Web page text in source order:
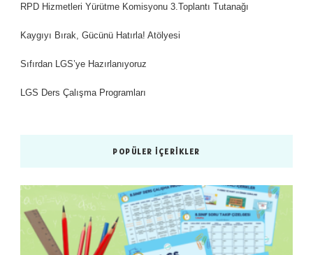
RPD Hizmetleri Yürütme Komisyonu 3.Toplantı Tutanağı
Kaygıyı Bırak, Gücünü Hatırla! Atölyesi
Sıfırdan LGS’ye Hazırlanıyoruz
LGS Ders Çalışma Programları
POPÜLER İÇERIKLER